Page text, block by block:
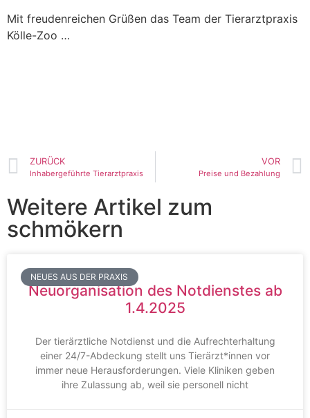
Mit freudenreichen Grüßen das Team der Tierarztpraxis
Kölle-Zoo …
ZURÜCK
Inhabergeführte Tierarztpraxis
VOR
Preise und Bezahlung
Weitere Artikel zum
schmökern
NEUES AUS DER PRAXIS
Neuorganisation des Notdienstes ab
1.4.2025
Der tierärztliche Notdienst und die Aufrechterhaltung
einer 24/7-Abdeckung stellt uns Tierärzt*innen vor
immer neue Herausforderungen. Viele Kliniken geben
ihre Zulassung ab, weil sie personell nicht